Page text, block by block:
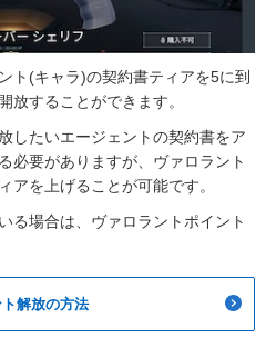
ト(キャラ)の契約書ティアを5に到
放することができます。
したいエージェントの契約書をア
必要がありますが、ヴァロラント
アを上げることが可能です。
る場合は、ヴァロラントポイント
解放の方法